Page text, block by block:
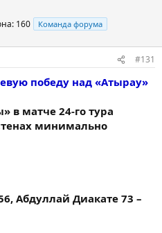
160 Команда форума
#131
победу над «Атырау»
в матче 24-го тура
минимально
Абдуллай Диакате 73 –